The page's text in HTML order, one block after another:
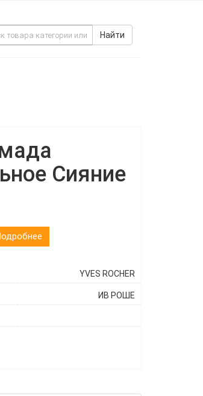
Найти
Сияние
YVES ROCHER
ИВ РОШЕ